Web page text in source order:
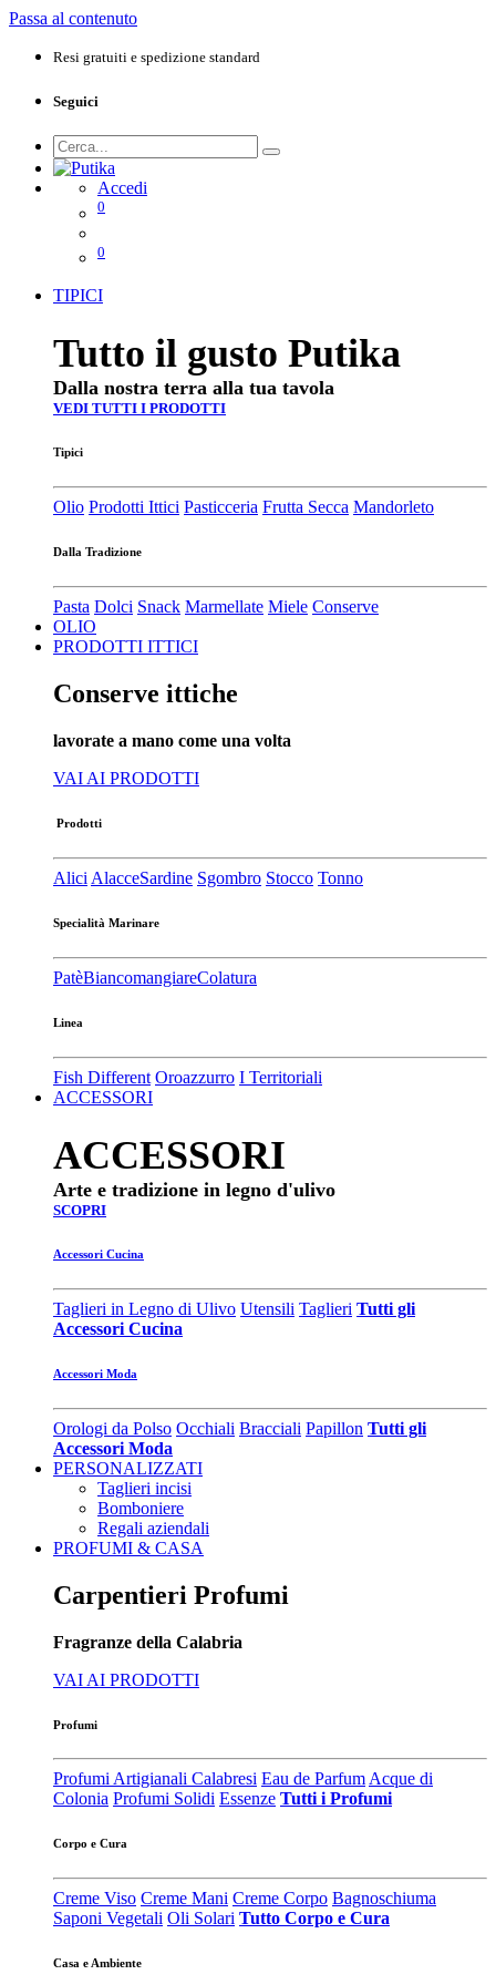
Passa al contenuto
Resi gratuiti e spedizione standard
Seguici
Accedi
0
0
TIPICI
Tutto il gusto Putika
Dalla nostra terra alla tua tavola
VEDI TUTTI I PRODOTTI
Tipici
Olio Prodotti Ittici Pasticceria Frutta Secca Mandorleto
Dalla Tradizione
Pasta Dolci Snack Marmellate Miele Conserve
OLIO
PRODOTTI ITTICI
Conserve ittiche
lavorate a mano come una volta
VAI AI PRODOTTI
Prodotti
Alici AlacceSardine Sgombro Stocco Tonno
Specialità Marinare
Patè​BiancomangiareColatura
Linea
Fish Different Oroazzurro I Territoriali
ACCESSORI
ACCESSORI
Arte e tradizione in legno d'ulivo
SCOPRI
Accessori Cucina
Taglieri in Legno di Ulivo Utensili Taglieri Tutti gli
Accessori Cucina
Accessori Moda
Orologi da Polso Occhiali Bracciali Papillon Tutti gli
Accessori Moda
PERSONALIZZATI
Taglieri incisi
Bomboniere
Regali aziendali
PROFUMI & CASA
Carpentieri Profumi
Fragranze della Calabria
VAI AI PRODOTTI
Profumi
Profumi Artigianali Calabresi Eau de ParfumAcque di
Colonia Profumi Solidi Essenze Tutti i Profumi
Corpo e Cura
Creme Viso Creme Mani Creme Corpo Bagnoschiuma
Saponi Vegetali Oli Solari Tutto Corpo e Cura
Casa e Ambiente